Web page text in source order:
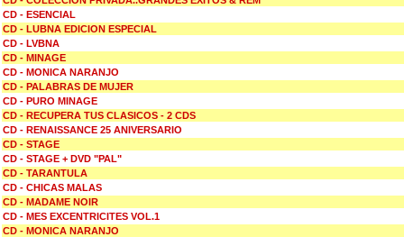
CD - ESENCIAL
CD - LUBNA EDICION ESPECIAL
CD - LVBNA
CD - MINAGE
CD - MONICA NARANJO
CD - PALABRAS DE MUJER
CD - PURO MINAGE
CD - RECUPERA TUS CLASICOS - 2 CDS
CD - RENAISSANCE 25 ANIVERSARIO
CD - STAGE
CD - STAGE + DVD "PAL"
CD - TARANTULA
CD - CHICAS MALAS
CD - MADAME NOIR
CD - MES EXCENTRICITES VOL.1
CD - MONICA NARANJO